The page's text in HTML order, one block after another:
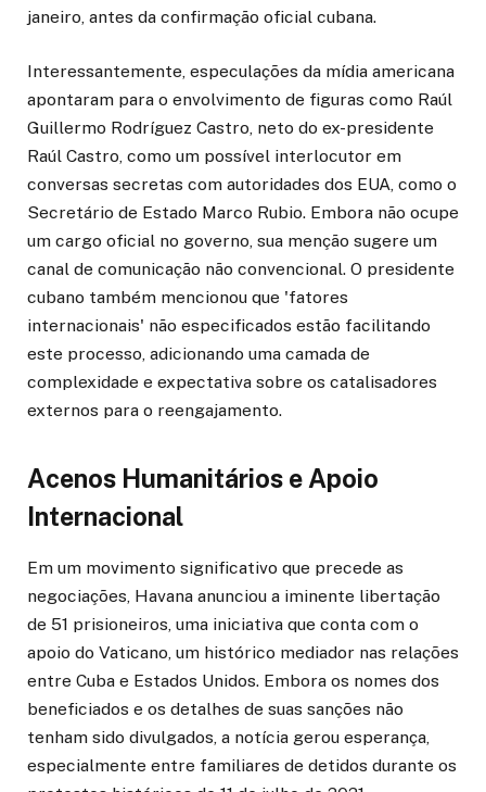
janeiro, antes da confirmação oficial cubana.
Interessantemente, especulações da mídia americana
apontaram para o envolvimento de figuras como Raúl
Guillermo Rodríguez Castro, neto do ex-presidente
Raúl Castro, como um possível interlocutor em
conversas secretas com autoridades dos EUA, como o
Secretário de Estado Marco Rubio. Embora não ocupe
um cargo oficial no governo, sua menção sugere um
canal de comunicação não convencional. O presidente
cubano também mencionou que 'fatores
internacionais' não especificados estão facilitando
este processo, adicionando uma camada de
complexidade e expectativa sobre os catalisadores
externos para o reengajamento.
Acenos Humanitários e Apoio
Internacional
Em um movimento significativo que precede as
negociações, Havana anunciou a iminente libertação
de 51 prisioneiros, uma iniciativa que conta com o
apoio do Vaticano, um histórico mediador nas relações
entre Cuba e Estados Unidos. Embora os nomes dos
beneficiados e os detalhes de suas sanções não
tenham sido divulgados, a notícia gerou esperança,
especialmente entre familiares de detidos durante os